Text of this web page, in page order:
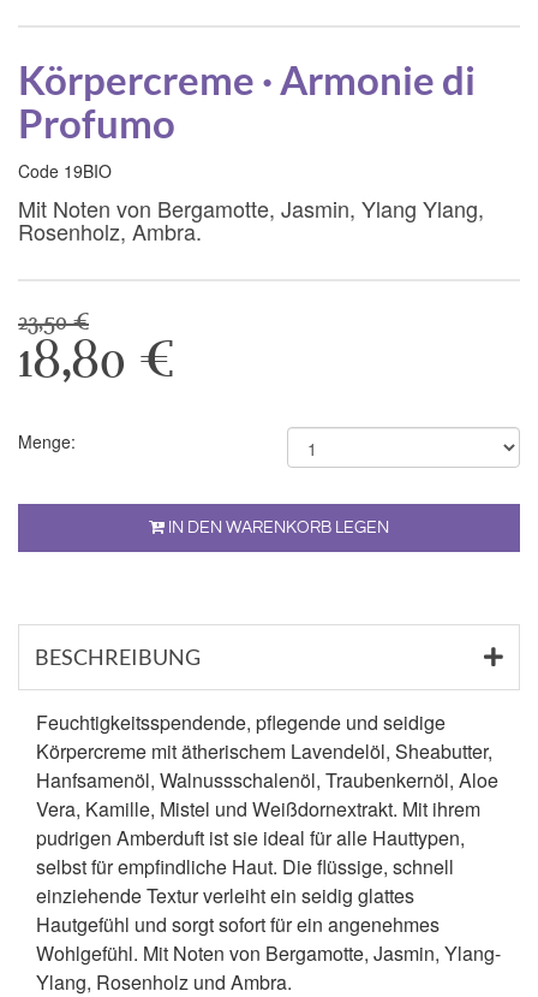
Körpercreme · Armonie di
Profumo
Code 19BIO
Mit Noten von Bergamotte, Jasmin, Ylang Ylang,
Rosenholz, Ambra.
23,50 €
18,80 €
Menge:
IN DEN WARENKORB LEGEN
BESCHREIBUNG
Feuchtigkeitsspendende, pflegende und seidige
Körpercreme mit ätherischem Lavendelöl, Sheabutter,
Hanfsamenöl, Walnussschalenöl, Traubenkernöl, Aloe
Vera, Kamille, Mistel und Weißdornextrakt. Mit ihrem
pudrigen Amberduft ist sie ideal für alle Hauttypen,
selbst für empfindliche Haut. Die flüssige, schnell
einziehende Textur verleiht ein seidig glattes
Hautgefühl und sorgt sofort für ein angenehmes
Wohlgefühl. Mit Noten von Bergamotte, Jasmin, Ylang-
Ylang, Rosenholz und Ambra.